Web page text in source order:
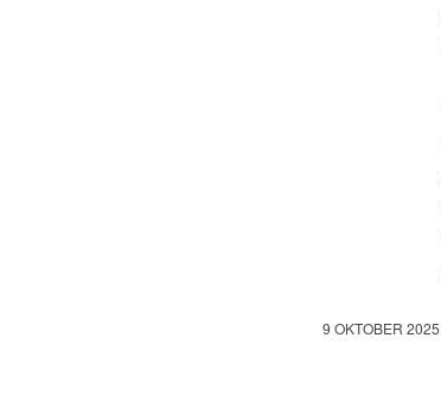
9 OKTOBER 2025